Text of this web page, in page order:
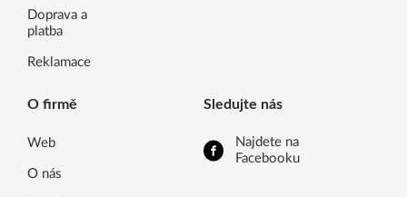
Doprava a
platba
Reklamace
O firmě
Web
O nás
Sledujte nás
Najdete na
Facebooku